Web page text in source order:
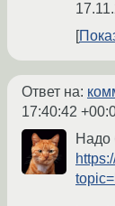
Ответ на:
17:40:42
Надо